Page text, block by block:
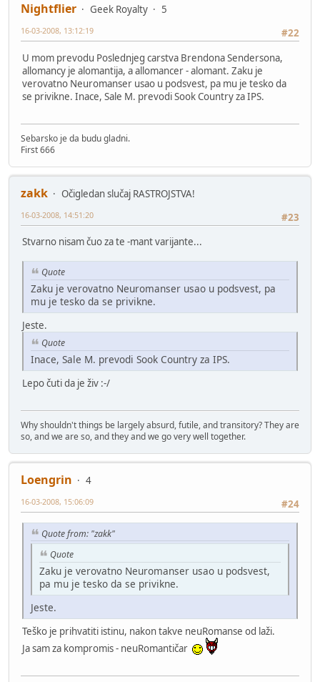
Nightflier Geek Royalty
5
#22
16-03-2008, 13:12:19
U mom prevodu Poslednjeg carstva Brendona Sendersona,
allomancy je alomantija, a allomancer - alomant. Zaku je
verovatno Neuromanser usao u podsvest, pa mu je tesko da
se privikne. Inace, Sale M. prevodi Sook Country za IPS.
Sebarsko je da budu gladni.
First 666
zakk
Očigledan slučaj RASTROJSTVA!
#23
16-03-2008, 14:51:20
Stvarno nisam čuo za te -mant varijante...
Quote
Zaku je verovatno Neuromanser usao u podsvest, pa
mu je tesko da se privikne.
Jeste.
Quote
Inace, Sale M. prevodi Sook Country za IPS.
Lepo čuti da je živ :-/
Why shouldn't things be largely absurd, futile, and transitory? They are
so, and we are so, and they and we go very well together.
Loengrin
4
#24
16-03-2008, 15:06:09
Quote from: "zakk"
Quote
Zaku je verovatno Neuromanser usao u podsvest,
pa mu je tesko da se privikne.
Jeste.
Teško je prihvatiti istinu, nakon takve neuRomanse od laži.
Ja sam za kompromis - neuRomantičar